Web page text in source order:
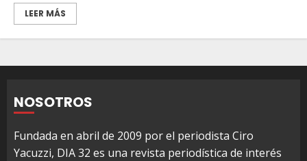
LEER MÁS
NOSOTROS
Fundada en abril de 2009 por el periodista Ciro
Yacuzzi, DIA 32 es una revista periodística de interés